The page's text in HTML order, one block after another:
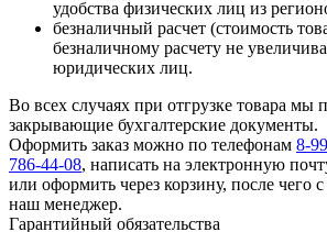
удобства физических лиц из
безналичный расчет (стоимость
безналичному расчету не
юридических лиц.
Во всех случаях при отгрузке товара мы
закрывающие бухгалтерские документы.
Оформить заказ можно по телефонам 8-
786-44-08, написать на электронную
или оформить через корзину, после чего
наш менеджер.
Гарантийный обязательства